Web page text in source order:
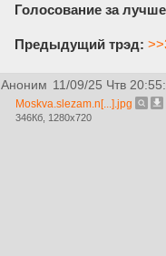
Голосование за
Предыдущий трэд:
Аноним 11/09/25 Чтв
Moskva.slezam.n[...].jpg
346Кб, 1280x720